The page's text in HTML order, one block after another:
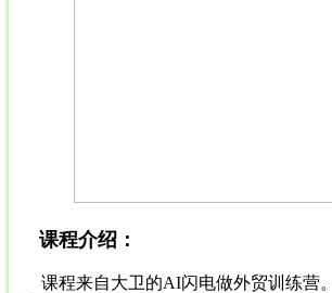
课程介绍：
课程来自大卫的AI闪电做外贸训练营